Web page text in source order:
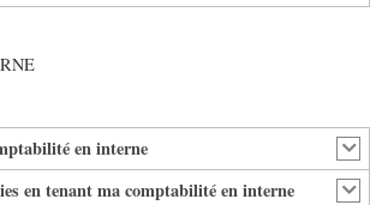
en interne
en tenant ma comptabilité en interne